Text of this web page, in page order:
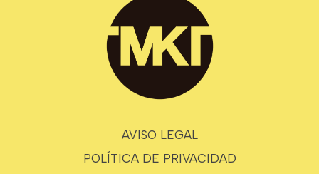
AVISO LEGAL
POLÍTICA DE PRIVACIDAD